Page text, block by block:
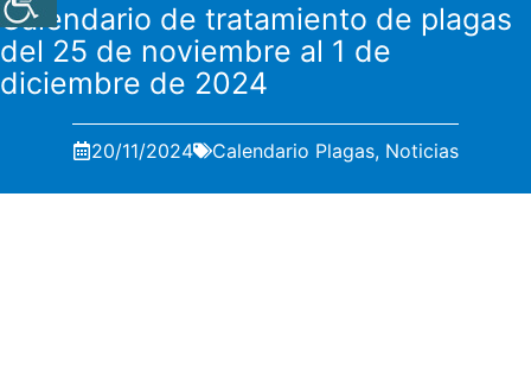
Calendario de tratamiento de plagas
del 25 de noviembre al 1 de
diciembre de 2024
20/11/2024 Calendario Plagas, Noticias